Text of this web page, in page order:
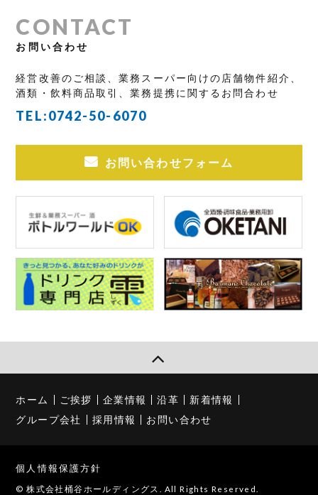
CONTACT
お問い合わせ
経営改善のご相談、業務スーパー向けの店舗物件紹介、
酒類・飲料商品取引、業務提携に関するお問合わせ
TEL:0742-50-6070
お問い合わせフォーム
ホーム ご挨拶 企業情報 沿革
新着情報
グループ会社
採用情報 お問い合わせ
個人情報保護方針
© 株式会社桶谷ホールディングス. All Rights Reserved.